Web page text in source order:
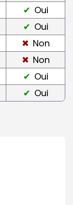
Oui
Oui
Non
Non
Oui
Oui